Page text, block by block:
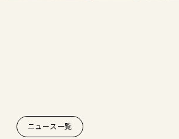
ニュース一覧